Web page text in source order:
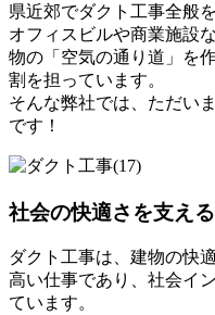
県近郊でダクト工事全般
オフィスビルや商業施設
物の「空気の通り道」を
割を担っています。
そんな弊社では、ただい
です！
社会の快適さを支え
ダクト工事は、建物の快
高い仕事であり、社会イ
ています。